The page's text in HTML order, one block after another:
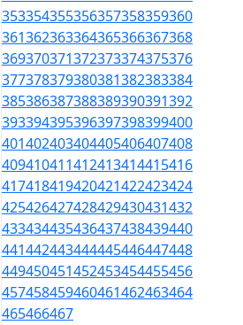
353354355356357358359360
361362363364365366367368
369370371372373374375376
377378379380381382383384
385386387388389390391392
393394395396397398399400
401402403404405406407408
409410411412413414415416
417418419420421422423424
425426427428429430431432
433434435436437438439440
441442443444445446447448
449450451452453454455456
457458459460461462463464
465466467